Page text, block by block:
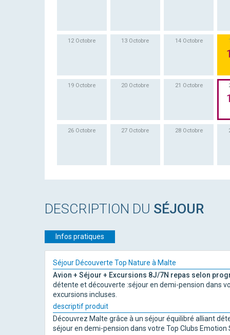
12 Octobre 13 Octobre 14 Octobre
19 Octobre 20 Octobre 21 Octobre
26 Octobre 27 Octobre 28 Octobre
DESCRIPTION DU SÉJOUR
Infos pratiques
Séjour Découverte Top Nature à Malte
Avion + Séjour + Excursions 8J/7N repas selon
détente et découverte :séjour en demi-pension dans
excursions incluses.
descriptif produit
Découvrez Malte grâce à un séjour équilibré alliant
séjour en demi-pension dans votre Top Clubs